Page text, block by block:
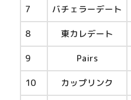
7
バチェラーデート
8
東カレデート
9
Pairs
10
カップリンク